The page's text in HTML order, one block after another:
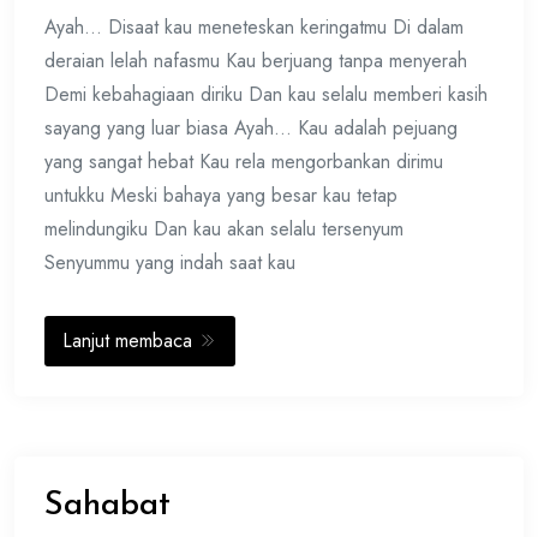
Ayah… Disaat kau meneteskan keringatmu Di dalam
deraian lelah nafasmu Kau berjuang tanpa menyerah
Demi kebahagiaan diriku Dan kau selalu memberi kasih
sayang yang luar biasa Ayah… Kau adalah pejuang
yang sangat hebat Kau rela mengorbankan dirimu
untukku Meski bahaya yang besar kau tetap
melindungiku Dan kau akan selalu tersenyum
Senyummu yang indah saat kau
Lanjut membaca
Sahabat